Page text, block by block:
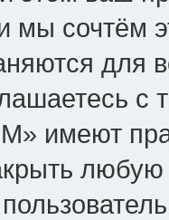
мы сочтём
для
имеют